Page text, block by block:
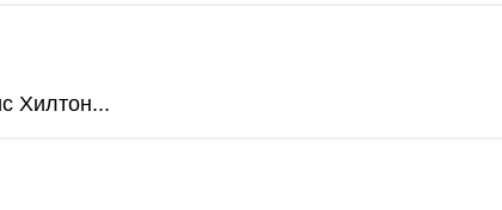
Хилтон...